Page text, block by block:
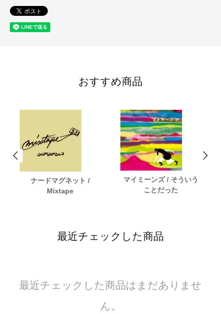
おすすめ商品
ナードマグネット /
Mixtape
マイミーンズ / そういう
ことだった
最近チェックした商品
最近チェックした商品はまだありませ
ん。